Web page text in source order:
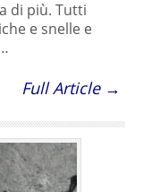
di più. Tutti
e snelle e
Full Article →